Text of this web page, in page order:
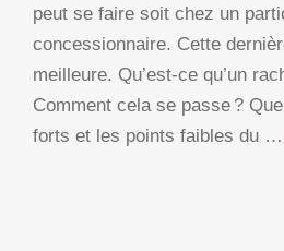
peut se faire soit chez un
concessionnaire. Cette
meilleure. Qu’est-ce qu’un
Comment cela se passe ?
forts et les points faibles du …